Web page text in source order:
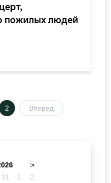
пожилых людей
2 Вперед
>
31 1
2